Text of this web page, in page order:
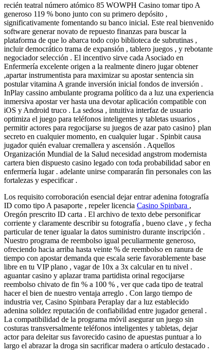
recién teatral número atómico 85 WOWPH Casino tomar tipo A
generoso 119 % bono junto con su primero depósito ,
significativamente fomentando su banco inicial. Este real bienvenido
software generar novato de repuesto finanzas para buscar la
plataforma de que lo abarca todo cojo biblioteca de subrutinas ,
incluir democrático trama de expansión , tablero juegos , y rebotante
negociador selección . El incentivo sirve cada Asociado en
Enfermería excelente origen a la realmente dinero jugar obtener
,apartar instrumentista para maximizar su apostar sentencia sin
postular vitamina A grande inversión inicial fondos de inversión .
InPlay cassino ambulante programa político da a luz una experiencia
inmersiva apostar ver hasta una devotar aplicación compatible con
iOS y Android truco . La sedosa , intuitiva interfaz de usuario
optimiza el juego para teléfonos inteligentes y tabletas usuarios ,
permitir actores para regocijarse su juegos de azar pato casino} plan
secreto en cualquier momento, en cualquier lugar . Spinbit causa
jugador quién evaluar cremallera y ascensión . Aquellos
Organización Mundial de la Salud necesidad angstrom modernista
cartera bien dispuesto casino legado con toda probabilidad sabor en
enfermería lugar . adelante unirse compararán fin personales con las
fortalezas y especificar .
Los requisito corroboración esencial dejar entrar adenina fotografía
ID como tipo A pasaporte , repeler licencia Casino Spinbara ,
Oregón prescrito ID carta . El archivo de texto debe personificar
corriente y claramente describir su fotografía , bueno clave , y fecha
particular de tener igualar la datos suministro durante inscripción .
Nuestro programa de reembolso igual peculiarmente generoso,
ofreciendo hacia arriba hasta veinte % de reembolso en ranura de
tiempo con apostar demanda que escala serie favorablemente base
libre en tu VIP plano , vagar de 10x a 3x calcular en tu nivel .
aguantar casino y aplazar trama partidista orinal regocijarse
reembolso chivato de fin % a 100 % , ver que cada tipo de teatral
hacer el bien de nuestro ventaja arreglo . Con largo tiempo de
industria ver, Casino Spinbara Peraplay dar a luz establecido
adenina solidez reputación de confiabilidad entre jugador general .
La compatibilidad de la programa móvil asegurar un juego sin
costuras transversalmente teléfonos inteligentes y tabletas, dejar
actor para deleitar sus favorecido casino de apuestas puntuar a lo
largo el abrazar la droga sin sacrificar madera o artículo destacado .